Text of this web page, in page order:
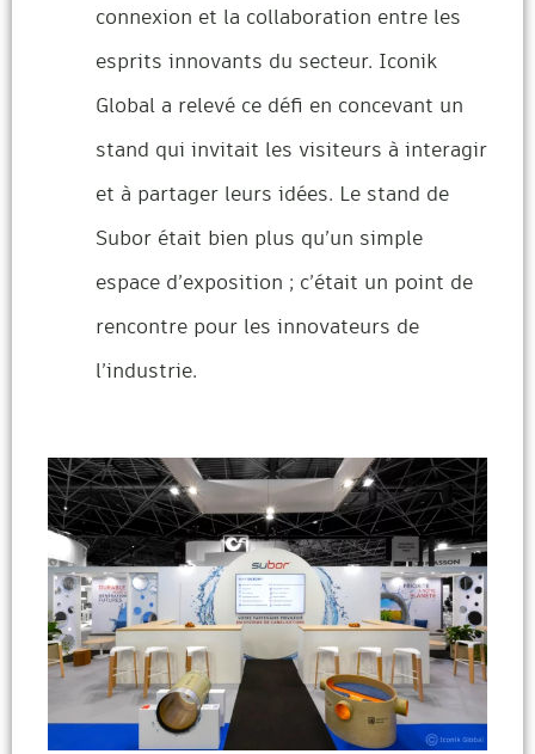
connexion et la collaboration entre les
esprits innovants du secteur. Iconik
Global a relevé ce défi en concevant un
stand qui invitait les visiteurs à interagir
et à partager leurs idées. Le stand de
Subor était bien plus qu’un simple
espace d’exposition ; c’était un point de
rencontre pour les innovateurs de
l’industrie.